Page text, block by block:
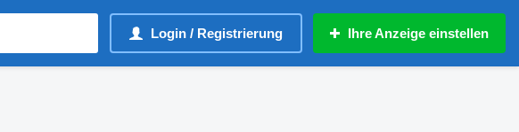
Login / Registrierung Ihre Anzeige einstellen